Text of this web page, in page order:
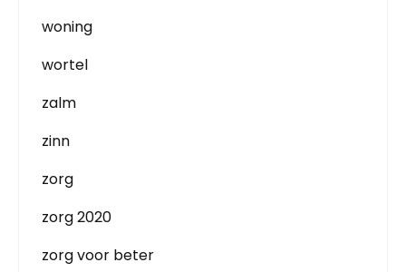
woning
wortel
zalm
zinn
zorg
zorg 2020
zorg voor beter